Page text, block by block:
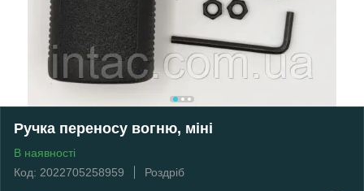
Ручка переносу вогню, міні
В наявності
Код: 2022705258959
Роздріб